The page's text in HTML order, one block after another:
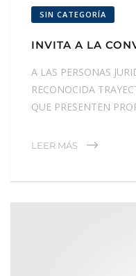
SIN CATEGORÍA
INVITA A LA
A LAS PERSONAS
RECONOCIDA
QUE PRESENTEN
LEER MÁS